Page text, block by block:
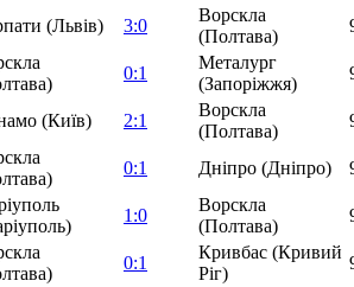
(Львів) 3:0
Ворскла
(Полтава)
0:1
Металург
(Запоріжжя)
(Київ) 2:1
Ворскла
(Полтава)
0:1 Дніпро (Дніпро)
1:0
Ворскла
(Полтава)
0:1
Кривбас (Кривий
Ріг)